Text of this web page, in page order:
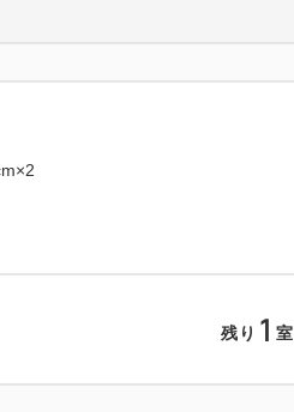
田駅西口から徒歩15分
残り 1 室